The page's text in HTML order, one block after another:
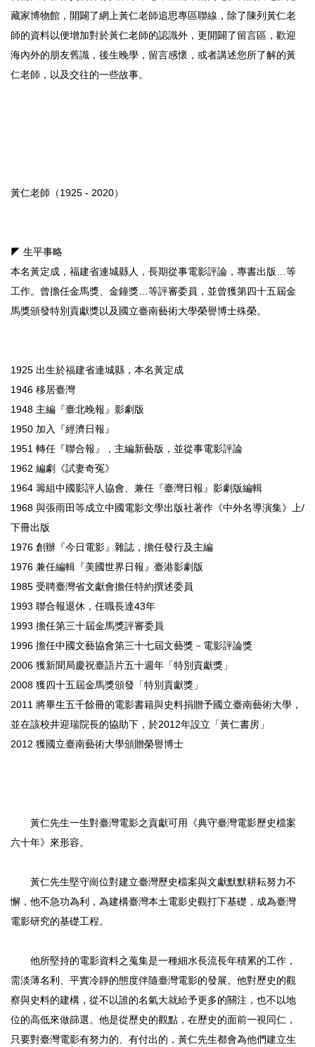
藏家博物館，開闢了網上黃仁老師追思專區聯線，除了陳列黃仁老
師的資料以便增加對於黃仁老師的認識外，更開闢了留言區，歡迎
海內外的朋友舊識，後生晚學，留言感懷，或者講述您所了解的黃
仁老師，以及交往的一些故事。
黃仁老師（1925 - 2020）
◤ 生平事略
本名黃定成，福建省連城縣人，長期從事電影評論，專書出版…等
工作。曾擔任金馬獎、金鐘獎…等評審委員，並曾獲第四十五屆金
馬獎頒發特別貢獻獎以及國立臺南藝術大學榮譽博士殊榮。
1925 出生於福建省連城縣，本名黃定成
1946 移居臺灣
1948 主編『臺北晚報』影劇版
1950 加入『經濟日報』
1951 轉任『聯合報』，主編新藝版，並從事電影評論
1962 編劇《試妻奇冤》
1964 籌組中國影評人協會、兼任『臺灣日報』影劇版編輯
1968 與張雨田等成立中國電影文學出版社著作《中外名導演集》上/
下冊出版
1976 創辦『今日電影』雜誌，擔任發行及主編
1976 兼任編輯『美國世界日報』臺港影劇版
1985 受聘臺灣省文獻會擔任特約撰述委員
1993 聯合報退休，任職長達43年
1993 擔任第三十屆金馬獎評審委員
1996 擔任中國文藝協會第三十七屆文藝獎－電影評論獎
2006 獲新聞局慶祝臺語片五十週年「特別貢獻獎」
2008 獲四十五屆金馬獎頒發「特別貢獻獎」
2011 將畢生五千餘冊的電影書籍與史料捐贈予國立臺南藝術大學，
並在該校井迎瑞院長的協助下，於2012年設立「黃仁書房」
2012 獲國立臺南藝術大學頒贈榮譽博士
黃仁先生一生對臺灣電影之貢獻可用《典守臺灣電影歷史檔案
六十年》來形容。
黃仁先生堅守崗位對建立臺灣歷史檔案與文獻默默耕耘努力不
懈，他不急功為利，為建構臺灣本土電影史觀打下基礎，成為臺灣
電影研究的基礎工程。
他所堅持的電影資料之蒐集是一種細水長流長年積累的工作，
需淡薄名利、平實冷靜的態度伴隨臺灣電影的發展。他對歷史的觀
察與史料的建構，從不以誰的名氣大就給予更多的關注，也不以地
位的高低來做篩選。他是從歷史的觀點，在歷史的面前一視同仁，
只要對臺灣電影有努力的、有付出的，黃仁先生都會為他們建立生